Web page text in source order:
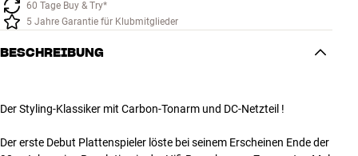
60 Tage Buy & Try*
5 Jahre Garantie für Klubmitglieder
BESCHREIBUNG
Der Styling-Klassiker mit Carbon-Tonarm und DC-Netzteil !
Der erste Debut Plattenspieler löste bei seinem Erscheinen Ende der